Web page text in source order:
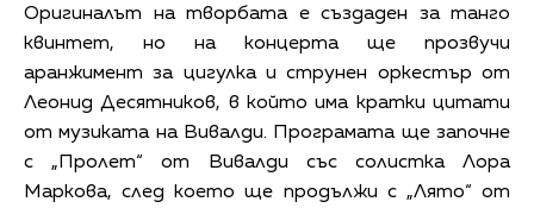
Оригиналът на творбата е създаден за танго
квинтет, но на концерта ще прозвучи
аранжимент за цигулка и струнен оркестър от
Леонид Десятников, в който има кратки цитати
от музиката на Вивалди. Програмата ще започне
с „Пролет“ от Вивалди със солистка Лора
Маркова, след което ще продължи с „Лято“ от